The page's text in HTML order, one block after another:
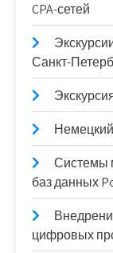
CPA-сетей
Санкт-
Системы
баз данных
цифровых